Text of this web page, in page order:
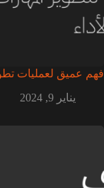
فهم عميق لعمليات
يناير 9, 2024